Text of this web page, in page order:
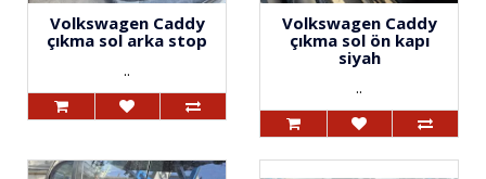
Volkswagen Caddy
çıkma sol arka stop
..
Volkswagen Caddy
çıkma sol ön kapı
siyah
..